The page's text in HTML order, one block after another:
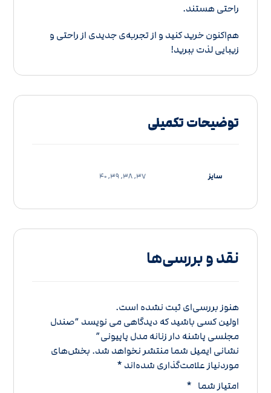
راحتی هستند.
هم‌اکنون خرید کنید و از تجربه‌ی جدیدی از راحتی و
زیبایی لذت ببرید!
توضیحات تکمیلی
سایز 37, 38, 39, 40
نقد و بررسی‌ها
هنوز بررسی‌ای ثبت نشده است.
اولین کسی باشید که دیدگاهی می نویسد “صندل
مجلسی پاشنه دار زنانه مدل پاپیونی”
نشانی ایمیل شما منتشر نخواهد شد. بخش‌های
موردنیاز علامت‌گذاری شده‌اند *
امتیاز شما *